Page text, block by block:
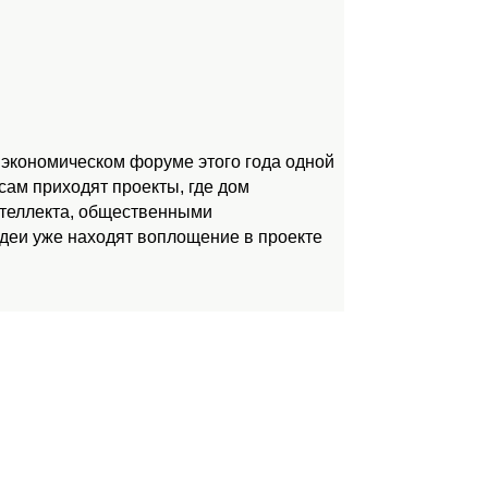
форуме этого года одной
приходят проекты, где дом
общественными
уже находят воплощение в проекте